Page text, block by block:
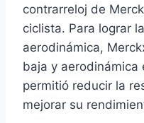
contrarreloj de
ciclista. Para lograr
aerodinámica,
baja y aerodinámica
permitió reducir la
mejorar su